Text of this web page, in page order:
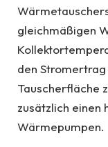
gleichmäßigen
den
Tauscherfläche
zusätzlich einen
Wärmepumpen.